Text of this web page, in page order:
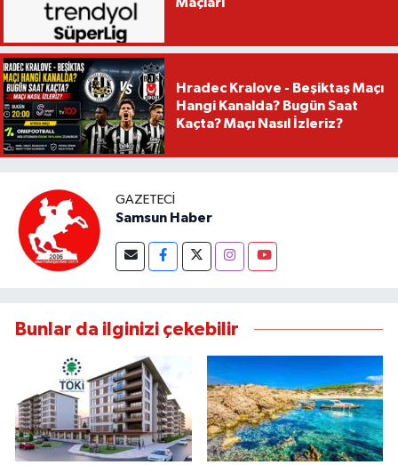
Maçları
Hradec Kralove - Beşiktaş Maçı
Hangi Kanalda? Bugün Saat
Kaçta? Maçı Nasıl İzleriz?
GAZETECI
Samsun Haber
Bunlar da ilginizi çekebilir